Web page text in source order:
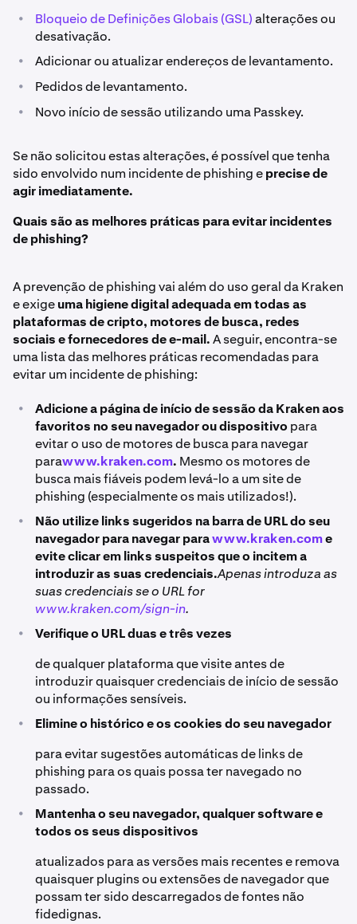
• Bloqueio de Definições Globais (GSL)alterações ou
desativação.
• Adicionar ou atualizar endereços de levantamento.
• Pedidos de levantamento.
• Novo início de sessão utilizando uma Passkey.
Se não solicitou estas alterações, é possível que tenha
sido envolvido num incidente de phishing eprecise de
agir imediatamente.
Quais são as melhores práticas para evitar incidentes
de phishing?
A prevenção de phishing vai além do uso geral da Kraken
e exigeuma higiene digital adequada em todas as
plataformas de cripto, motores de busca, redes
sociais e fornecedores de e-mail.A seguir, encontra-se
uma lista das melhores práticas recomendadas para
evitar um incidente de phishing:
•
Adicione a página de início de sessão da Kraken aos
favoritos no seu navegador ou dispositivo para
evitar o uso de motores de busca para navegar
parawww.kraken.com. Mesmo os motores de
busca mais fiáveis podem levá-lo a um site de
phishing (especialmente os mais utilizados!).
•
Não utilize links sugeridos na barra de URL do seu
navegador para navegar parawww.kraken.come
evite clicar em links suspeitos que o incitem a
introduzir as suas credenciais.Apenas introduza as
suas credenciais se o URL for
www.kraken.com/sign-in.
•
Verifique o URL duas e três vezes
de qualquer plataforma que visite antes de
introduzir quaisquer credenciais de início de sessão
ou informações sensíveis.
•
Elimine o histórico e os cookies do seu navegador
para evitar sugestões automáticas de links de
phishing para os quais possa ter navegado no
passado.
•
Mantenha o seu navegador, qualquer software e
todos os seus dispositivos
atualizados para as versões mais recentes e remova
quaisquer plugins ou extensões de navegador que
possam ter sido descarregados de fontes não
fidedignas.